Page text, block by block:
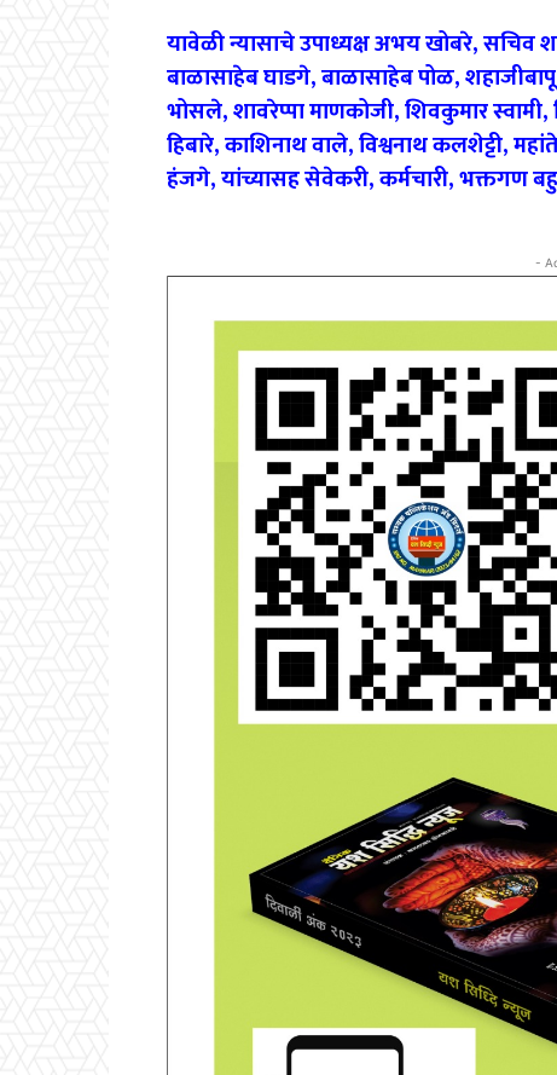
यावेळी न्यासाचे उपाध्यक्ष अभय खोबरे, सचिव
बाळासाहेब घाडगे, बाळासाहेब पोळ,
भोसले, शावरेप्पा माणकोजी, शिवकुमार
हिबारे, काशिनाथ वाले, विश्वनाथ कलशेट्टी,
हंजगे, यांच्यासह सेवेकरी, कर्मचारी, भक्तगण
-